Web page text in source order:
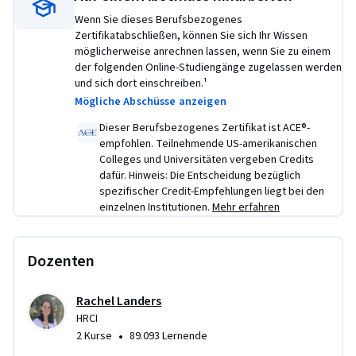
Rechtliche und ethische Überlegungen im
Personalwesen zu verstehen und zu handhaben
Mit dem Abschluss dieses Programms erhalten Sie ein
Zertifikat von Coursera und erwerben die notwendigen
Kenntnisse und Fähigkeiten, um sich in diesem Bereich
Professional in Human Resources (aPHR)
Zertifizierungsprüfung vorbereitet, die Sie als qualifizierten
Personalfachmann auszeichnet.
interaktiven, selbstgesteuerten Aktivitäten, die es Ihnen
Darüber hinaus gibt es vier von Experten begutachtete
Projekte. Diese Projekte bieten Ihnen die Möglichkeit, Ihre
Fähigkeiten in verschiedenen kritischen Bereichen unter
Wenn Sie dieses Berufsbezogenes
Zertifikatabschließen, können Sie sich Ihr Wissen
möglicherweise anrechnen lassen, wenn Sie zu einem
der folgenden Online-Studiengänge zugelassen werden
und sich dort einschreiben.¹
Mögliche Abschüsse anzeigen
Dieser Berufsbezogenes Zertifikat ist ACE®-
empfohlen. Teilnehmende US-amerikanischen
Colleges und Universitäten vergeben Credits
dafür. Hinweis: Die Entscheidung bezüglich
spezifischer Credit-Empfehlungen liegt bei den
einzelnen Institutionen. Mehr erfahren
Dozenten
Rachel Landers
HRCI
2 Kurse • 89.093 Lernende